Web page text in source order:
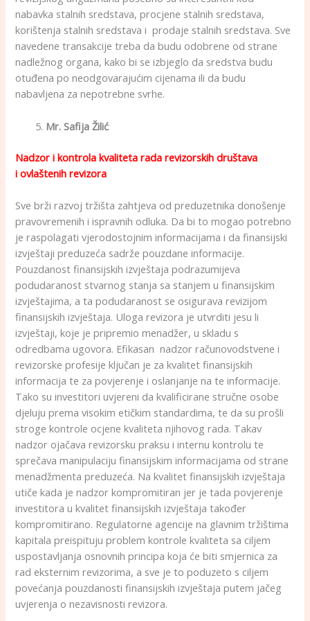
nabavka stalnih sredstava, procjene stalnih sredstava,
korištenja stalnih sredstava i prodaje stalnih sredstava. Sve
navedene transakcije treba da budu odobrene od strane
nadležnog organa, kako bi se izbjeglo da sredstva budu
otuđena po neodgovarajućim cijenama ili da budu
nabavljena za nepotrebne svrhe.
Mr. Safija Žilić
Nadzor i kontrola kvaliteta rada revizorskih društava
iovlaštenih revizora
Sve brži razvoj tržišta zahtjeva od preduzetnika donošenje
pravovremenih i ispravnih odluka. Da bi to mogao potrebno
je raspolagati vjerodostojnim informacijama i da finansijski
izvještaji preduzeća sadrže pouzdane informacije.
Pouzdanost finansijskih izvještaja podrazumijeva
podudaranost stvarnog stanja sa stanjem u finansijskim
izvještajima, a ta podudaranost se osigurava revizijom
finansijskih izvještaja. Uloga revizora je utvrditi jesu li
izvještaji, koje je pripremio menadžer, u skladu s
odredbama ugovora. Efikasan nadzor računovodstvene i
revizorske profesije ključan je za kvalitet finansijskih
informacija te za povjerenje i oslanjanje na te informacije.
Tako su investitori uvjereni da kvalificirane stručne osobe
djeluju prema visokim etičkim standardima, te da su prošli
stroge kontrole ocjene kvaliteta njihovog rada. Takav
nadzor ojačava revizorsku praksu i internu kontrolu te
sprečava manipulaciju finansijskim informacijama od strane
menadžmenta preduzeća. Na kvalitet finansijskih izvještaja
utiče kada je nadzor kompromitiran jer je tada povjerenje
investitora u kvalitet finansijskih izvještaja također
kompromitirano. Regulatorne agencije na glavnim tržištima
kapitala preispituju problem kontrole kvaliteta sa ciljem
uspostavljanja osnovnih principa koja će biti smjernica za
rad eksternim revizorima, a sve je to poduzeto s ciljem
povećanja pouzdanosti finansijskih izvještaja putem jačeg
uvjerenja o nezavisnosti revizora.